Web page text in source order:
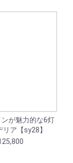
が魅力的な6灯
ア【sy28】